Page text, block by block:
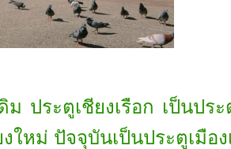
ประตูเชียงเรือก เป็นป
ใหม่ ปัจจุบันเป็นประตูเมือ